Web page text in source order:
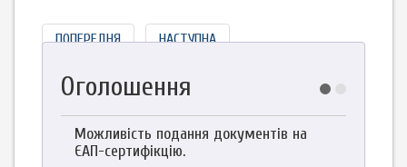
ПОПЕРЕДНЯ НАСТУПНА
Оголошення
Можливість подання документів на
ЄАП-сертифікцію.